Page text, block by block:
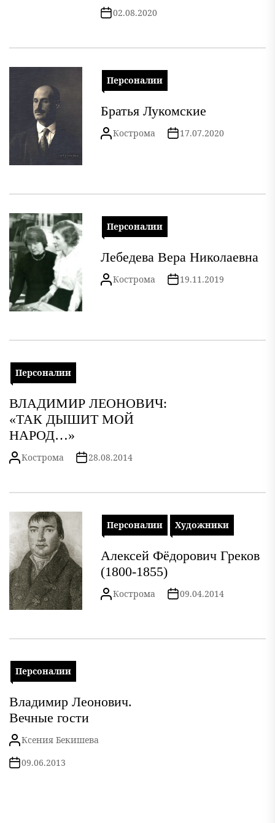
02.08.2020
Персоналии
Братья Лукомские
Кострома 17.07.2020
Персоналии
Лебедева Вера Николаевна
Кострома 19.11.2019
Персоналии
ВЛАДИМИР ЛЕОНОВИЧ:
«ТАК ДЫШИТ МОЙ
НАРОД…»
Кострома 28.08.2014
Персоналии Художники
Алексей Фёдорович Греков
(1800-1855)
Кострома 09.04.2014
Персоналии
Владимир Леонович.
Вечные гости
Ксения Бекишева
09.06.2013